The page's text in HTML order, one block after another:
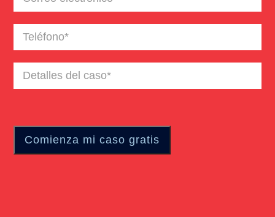
electrónico(Required)
Teléfono(Required)
Detalles
del